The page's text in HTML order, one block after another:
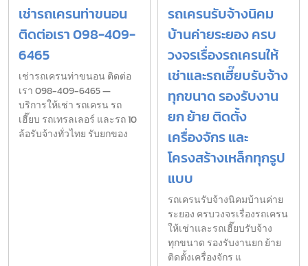
เช่ารถเครนท่าขนอน
ติดต่อเรา 098-409-
6465
เช่ารถเครนท่าขนอน ติดต่อ
เรา 098-409-6465 —
บริการให้เช่า รถเครน รถ
เฮี๊ยบ รถเทรลเลอร์ และรถ 10
ล้อรับจ้างทั่วไทย รับยกของ
รถเครนรับจ้างนิคม
บ้านค่ายระยอง ครบ
วงจรเรื่องรถเครนให้
เช่าและรถเฮี๊ยบรับจ้าง
ทุกขนาด รองรับงาน
ยก ย้าย ติดตั้ง
เครื่องจักร และ
โครงสร้างเหล็กทุกรูป
แบบ
รถเครนรับจ้างนิคมบ้านค่าย
ระยอง ครบวงจรเรื่องรถเครน
ให้เช่าและรถเฮี๊ยบรับจ้าง
ทุกขนาด รองรับงานยก ย้าย
ติดตั้งเครื่องจักร แ